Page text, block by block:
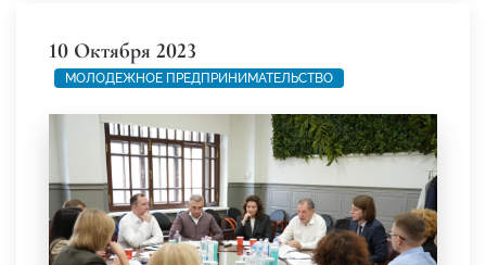
10 Октября 2023
МОЛОДЕЖНОЕ ПРЕДПРИНИМАТЕЛЬСТВО